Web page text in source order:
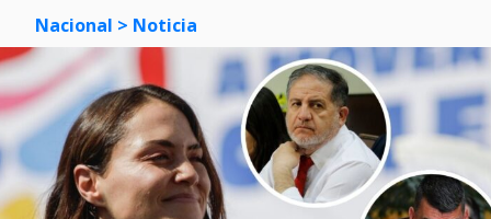
Nacional > Noticia